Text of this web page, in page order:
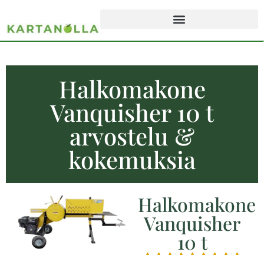
Halkomakone
Vanquisher 10 t
arvostelu &
kokemuksia
Halkomakone
Vanquisher
10 t